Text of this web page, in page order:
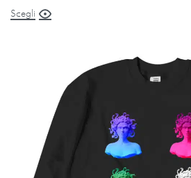
Scegli